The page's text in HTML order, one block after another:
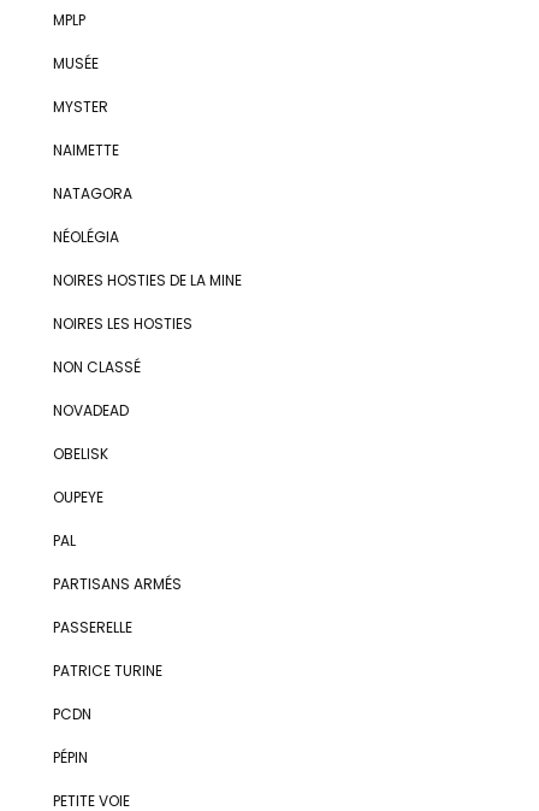
MPLP
MUSÉE
MYSTER
NAIMETTE
NATAGORA
NÉOLÉGIA
NOIRES HOSTIES DE LA MINE
NOIRES LES HOSTIES
NON CLASSÉ
NOVADEAD
OBELISK
OUPEYE
PAL
PARTISANS ARMÉS
PASSERELLE
PATRICE TURINE
PCDN
PÉPIN
PETITE VOIE